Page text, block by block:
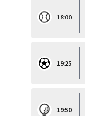
18:00
19:25
19:50